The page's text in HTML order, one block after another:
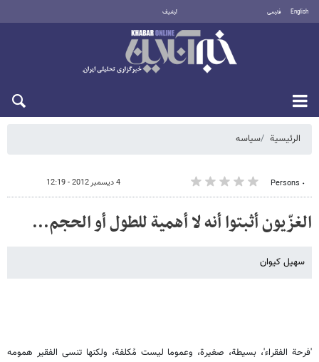
English فارسی أرشيف
الرئيسية سیاسه
٠ Persons 4 ديسمبر 2012 - 12:19
الغزّیون أثبتوا أنه لا أهمیة للطول أو الحجم...
سهیل کیوان
'فرحة الفقراء'، بسیطة، صغیرة، وعموما لیست مُکلفة، ولکنها تنسی الفقیر همومه